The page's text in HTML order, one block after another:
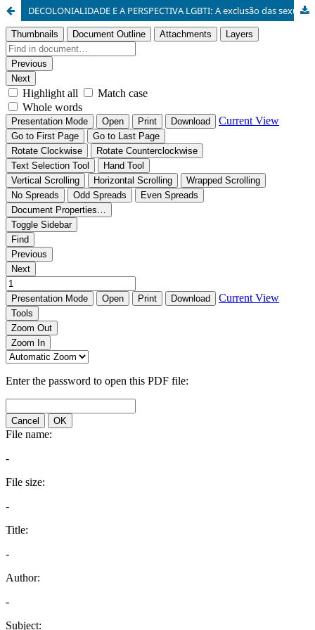
DECOLONIALIDADE E A PERSPECTIVA LGBTI: A exclusão das sexualidades e gênero pelas construções hegemônicas